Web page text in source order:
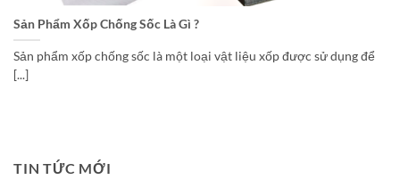
Sản Phẩm Xốp Chống Sốc Là Gì ?
Sản phẩm xốp chống sốc là một loại vật liệu xốp được sử dụng để
[...]
TIN TỨC MỚI